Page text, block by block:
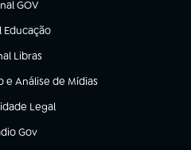
GOV
em nova aba)
Educação
nova aba)
Libras
em nova aba)
Análise de Mídias
Legal
nova aba)
Gov
em nova aba)